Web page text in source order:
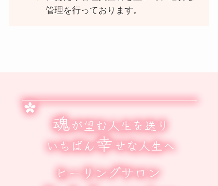
管理を行っております。